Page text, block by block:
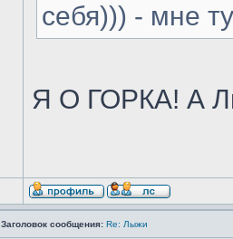
себя))) - мне
Я О ГОРКА! А
Заголовок сообщения: Re: Лыжи